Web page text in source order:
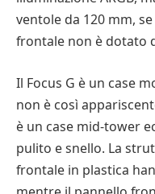
ventole da 120 mm,
frontale non è dotato
Il Focus G è un case
non è così
è un case mid-tower
pulito e snello. La
frontale in plastica